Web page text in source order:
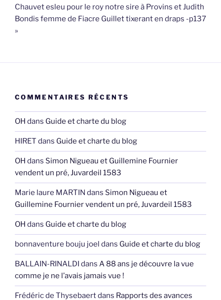
Chauvet esleu pour le roy notre sire à Provins et Judith
Bondis femme de Fiacre Guillet tixerant en draps -p137
»
COMMENTAIRES RÉCENTS
OH dans Guide et charte du blog
HIRET dans Guide et charte du blog
OH dans Simon Nigueau et Guillemine Fournier
vendent un pré, Juvardeil 1583
Marie laure MARTIN dans Simon Nigueau et
Guillemine Fournier vendent un pré, Juvardeil 1583
OH dans Guide et charte du blog
bonnaventure bouju joel dans Guide et charte du blog
BALLAIN-RINALDI dans A 88 ans je découvre la vue
comme je ne l’avais jamais vue !
Frédéric de Thysebaertdans Rapports des avances